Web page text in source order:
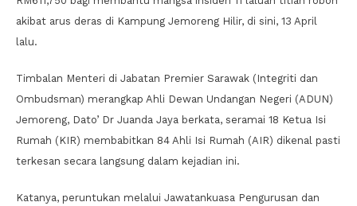
akibat arus deras di Kampung Jemoreng Hilir, di sini, 13 April
lalu.
Timbalan Menteri di Jabatan Premier Sarawak (Integriti dan
Ombudsman) merangkap Ahli Dewan Undangan Negeri (ADUN)
Jemoreng, Dato’ Dr Juanda Jaya berkata, seramai 18 Ketua Isi
Rumah (KIR) membabitkan 84 Ahli Isi Rumah (AIR) dikenal pasti
terkesan secara langsung dalam kejadian ini.
Katanya, peruntukan melalui Jawatankuasa Pengurusan dan